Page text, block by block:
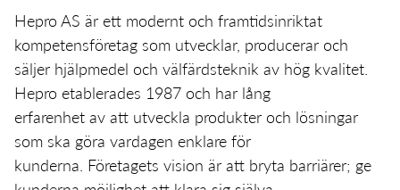
Hepro AS är ett modernt och framtidsinriktat
kompetensföretag som utvecklar, producerar och
säljer hjälpmedel och välfärdsteknik av hög kvalitet.
Hepro etablerades 1987 och har lång
erfarenhet av att utveckla produkter och lösningar
som ska göra vardagen enklare för
kunderna. Företagets vision är att bryta barriärer; ge